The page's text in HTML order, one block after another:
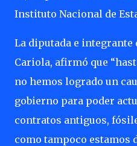
Instituto Nacional de
La diputada e integrante
Cariola, afirmó que
no hemos logrado un
gobierno para poder
contratos antiguos,
como tampoco estamos